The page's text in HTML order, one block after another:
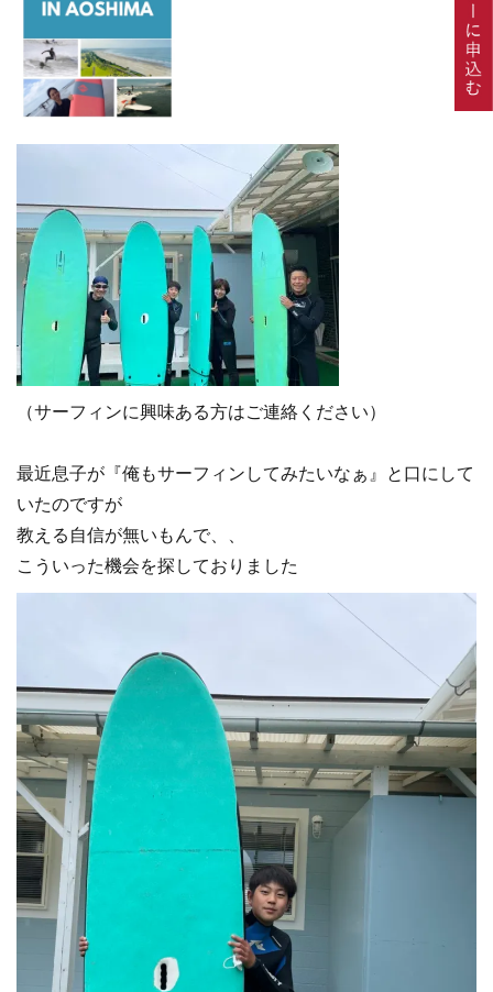
（サーフィンに興味ある方はご連絡ください）
最近息子が『俺もサーフィンしてみたいなぁ』と口にして
いたのですが
教える自信が無いもんで、、
こういった機会を探しておりました